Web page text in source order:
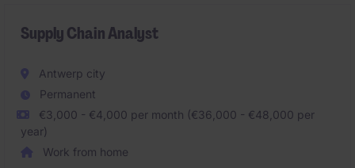
Supply Chain Analyst
Antwerp city
Permanent
€3,000 - €4,000 per month (€36,000 - €48,000 per
year)
Work from home